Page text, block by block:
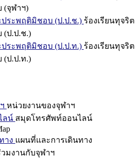
(จุฬาฯ)
ประพฤติมิชอบ (ป.ป.ช.) ร้องเรียนทุจริต
(ป.ป.ช.)
ประพฤติมิชอบ (ป.ป.ท.) ร้องเรียนทุจริต
(ป.ป.ท.)
หน่วยงานของจุฬาฯ
ลน์ สมุดโทรศัพท์ออนไลน์
าง แผนที่และการเดินทาง
วมงานกับจุฬาฯ